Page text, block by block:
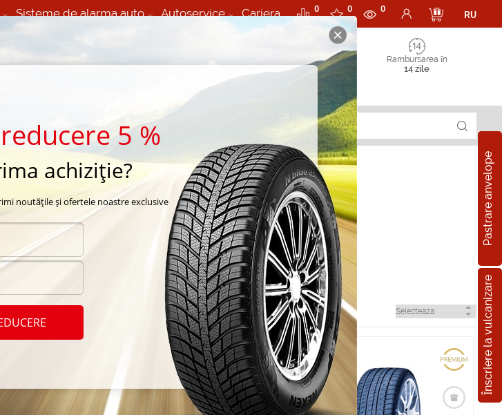
Sisteme de alarma auto Autoservice Cariera 0 0 0
RU
9:00 - 19:00
Rambursarea în
14 zile
Pastrare anvelope
Înscriere la vulcanizare
in
5 %
achiziție?
noutățile și ofertele noastre exclusive